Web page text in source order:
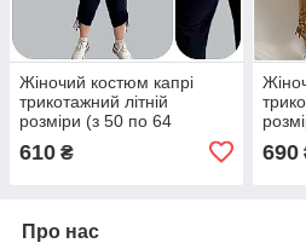
Жіночий костюм капрі
трикотажний літній
розміри (з 50 по 64
610 ₴ 690
Про нас